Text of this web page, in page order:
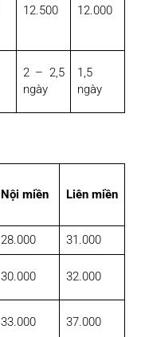
12.500 12.000
2 – 2,5
ngày
1,5
ngày
Nội miền Liên miền
28.000
31.000
30.000 32.000
33.000 37.000